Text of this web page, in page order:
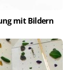
mit Bildern